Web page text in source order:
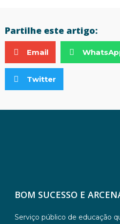
Partilhe este artigo:
Email
Twitter
BOM SUCESSO E
Serviço público de educação